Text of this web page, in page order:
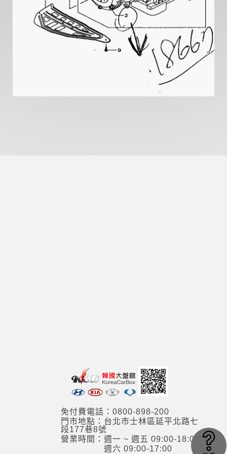
免付費電話：0800-898-200
門市地點：台北市士林區延平北路七
段177巷8號
營業時間：週一 ~ 週五 09:00-18:00
週六 09:00-17:00